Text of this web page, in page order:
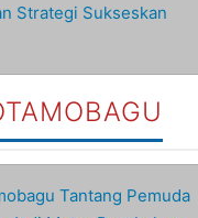
Strategi Sukseskan
Tantang Pemuda